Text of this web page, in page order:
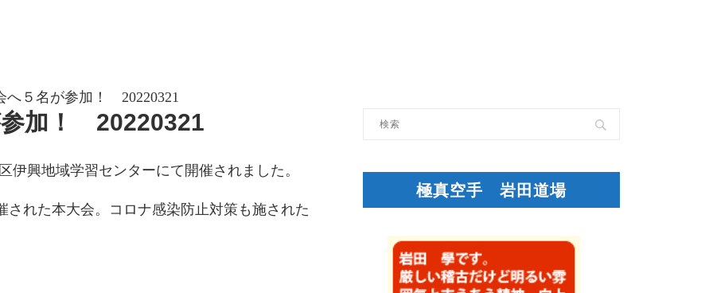
へ５名が参加！ 20220321
参加！ 20220321
興地域学習センターにて開催されました。
れた本大会。コロナ感染防止対策も施された
極真空手 岩田道場